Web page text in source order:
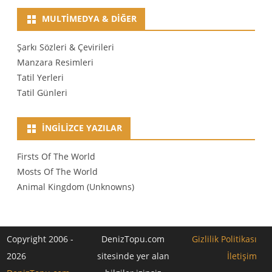
MULTIMEDYA & DIĞER
Şarkı Sözleri & Çevirileri
Manzara Resimleri
Tatil Yerleri
Tatil Günleri
İNGILIZCE YAZILAR
Firsts Of The World
Mosts Of The World
Animal Kingdom (Unknowns)
Copyright 2006 -
2026
DenizTopu.com
sitesinde yer alan
Gizlilik Politikası
İletişim